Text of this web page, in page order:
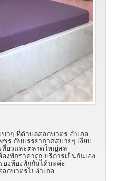
าๆ ที่ตำบลสลกบาตร อำเภอ
ร กับบรรยากาศสบายๆ เงียบ
ที่ยวและตลาดใหญ่สล
งพักราคาถูก บริการเป็นกันเอง
องห้องพักกันได้นะค่ะ
กบาตรไปอำเภอ